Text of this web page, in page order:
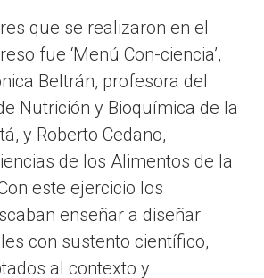
que se realizaron en el
fue ‘Menú Con-ciencia’,
Beltrán, profesora del
Nutrición y Bioquímica de la
y Roberto Cedano,
de los Alimentos de la
este ejercicio los
enseñar a diseñar
con sustento científico,
al contexto y